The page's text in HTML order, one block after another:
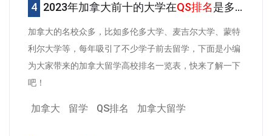
2023年加拿大前十的大学在QS排名是多少？
加拿大的名校众多，比如多伦多大学、麦吉尔大学、蒙特
利尔大学等，每年吸引了不少学子前去留学，下面是小编
为大家带来的加拿大留学高校排名一览表，快来了解一下
吧！
加拿大 留学 QS排名 加拿大留学